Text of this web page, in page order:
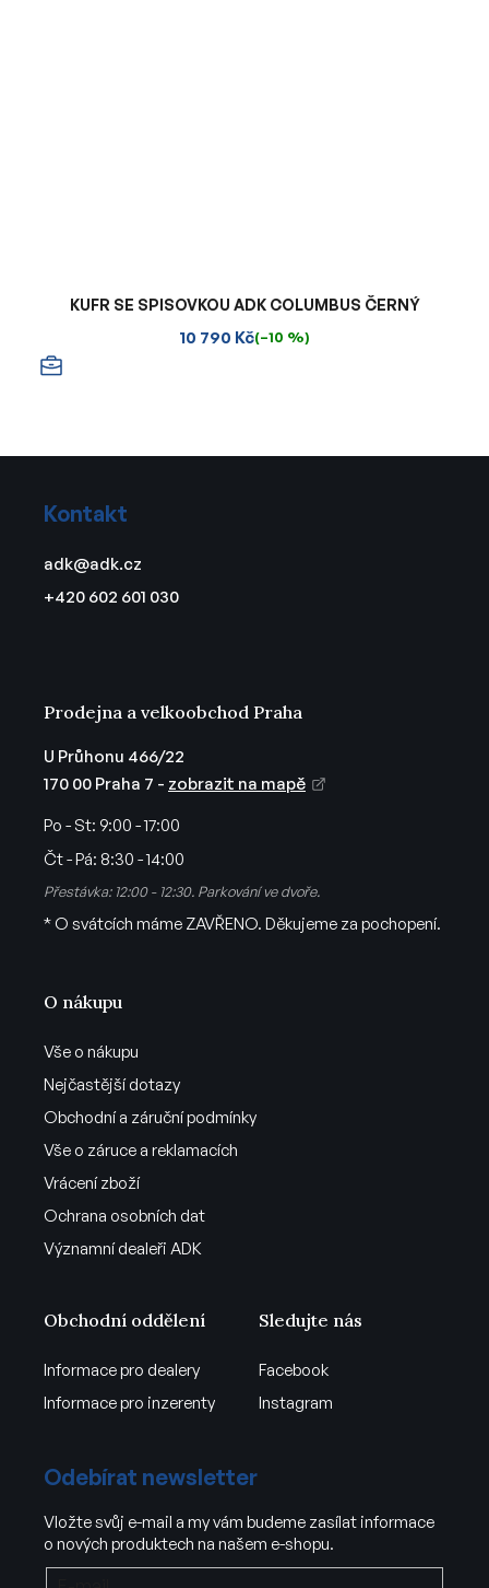
KUFR SE SPISOVKOU ADK COLUMBUS ČERNÝ
10 790 Kč(–10 %)
Kontakt
adk@adk.cz
+420 602 601 030
O nákupu
Vše o nákupu
Nejčastější dotazy
Obchodní a záruční podmínky
Vše o záruce a reklamacích
Vrácení zboží
Ochrana osobních dat
Významní dealeři ADK
Prodejna a velkoobchod Praha
U Průhonu 466/22
170 00 Praha 7 - zobrazit na mapě
Po - St: 9:00 - 17:00
Čt - Pá: 8:30 - 14:00
Přestávka: 12:00 - 12:30. Parkování ve dvoře.
* O svátcích máme ZAVŘENO. Děkujeme za pochopení.
Obchodní oddělení
Informace pro dealery
Informace pro inzerenty
Sledujte nás
Facebook
Instagram
Odebírat newsletter
Vložte svůj e-mail a my vám budeme zasílat informace
o nových produktech na našem e-shopu.